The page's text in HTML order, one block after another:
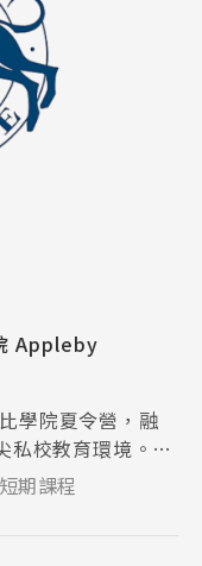
Appleby
學院夏令營，融
私校教育環境。多
與自信，開啟學
短期課程